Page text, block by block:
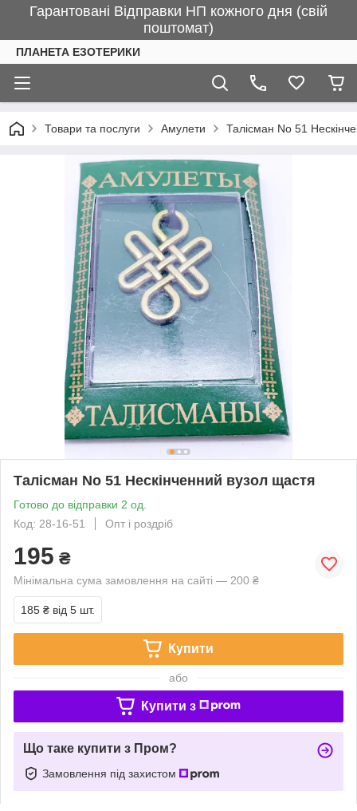
Гарантовані Відправки НП кожного дня (свій
поштомат)
ПЛАНЕТА ЕЗОТЕРИКИ
Товари та послуги Амулети Талісман No 51
Талісман No 51 Нескінченний вузол щастя
Готово до відправки 2 од.
Код: 28-16-51
Опт і роздріб
195 ₴
Мінімальна сума замовлення на сайті — 200 ₴
185 ₴ від 5 шт.
Купити
або
Купити з
Що таке купити з Пром?
Замовлення під захистом